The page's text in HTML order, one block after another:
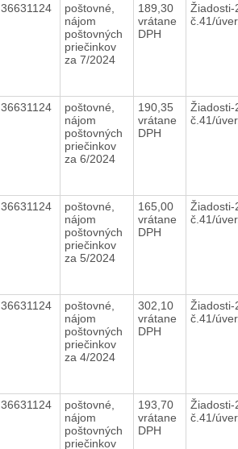
36631124
poštovné,
nájom
poštovných
priečinkov
za 7/2024
189,30
vrátane
DPH
Žiadosti-
č.41/
36631124
poštovné,
nájom
poštovných
priečinkov
za 6/2024
190,35
vrátane
DPH
Žiadosti-
č.41/
36631124
poštovné,
nájom
poštovných
priečinkov
za 5/2024
165,00
vrátane
DPH
Žiadosti-
č.41/
36631124
poštovné,
nájom
poštovných
priečinkov
za 4/2024
302,10
vrátane
DPH
Žiadosti-
č.41/
36631124
poštovné,
nájom
poštovných
priečinkov
193,70
vrátane
DPH
Žiadosti-
č.41/